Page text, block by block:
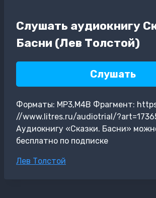
Слушать аудиокнигу
Басни (Лев Толстой)
Слушать
Форматы: MP3,M4B Фрагмент:
//www.litres.ru/audiotrial/
Аудиокнигу «Сказки. Басни»
бесплатно по подписке
Метки
Лев Толстой